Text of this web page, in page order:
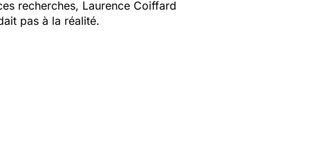
recherches, Laurence Coiffard
pas à la réalité.